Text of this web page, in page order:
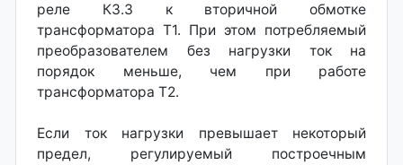
реле КЗ.З к вторичной обмотке
трансформатора Т1. При этом потребляемый
преобразователем без нагрузки ток на
порядок меньше, чем при работе
трансформатора Т2.
Если ток нагрузки превышает некоторый
предел, регулируемый построечным